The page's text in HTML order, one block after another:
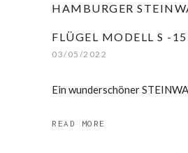
HAMBURGER
FLÜGEL MODELL S -
03/05/2022
Ein wunderschöner
READ MORE